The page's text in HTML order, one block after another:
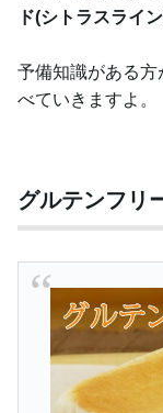
ド(シトラスライ
予備知識がある方
べていきますよ。
グルテンフリ